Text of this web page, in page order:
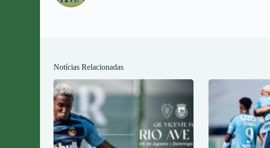
Notícias Relacionadas